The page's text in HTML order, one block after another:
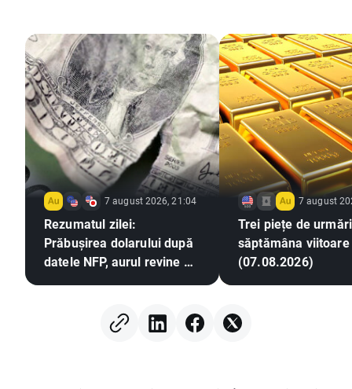
7 august 2026, 21:04
Rezumatul zilei:
Prăbușirea dolarului după
datele NFP, aurul revine pe
7 august
Trei piețe de
săptămâna viitoare
(07.08.2026)